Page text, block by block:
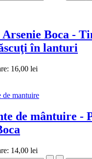
Boca -
în lanturi
16,00 lei
de mântuire -
14,00 lei